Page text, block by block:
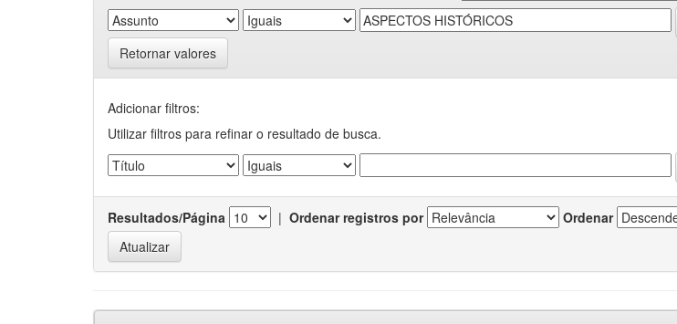
Retornar valores
Adicionar filtros:
Utilizar filtros para refinar o resultado de busca.
Resultados/Página | Ordenar registros por Ordenar